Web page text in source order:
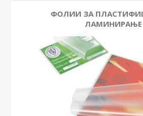
ФОЛИИ ЗА
ЛАМИНИРАЊЕ